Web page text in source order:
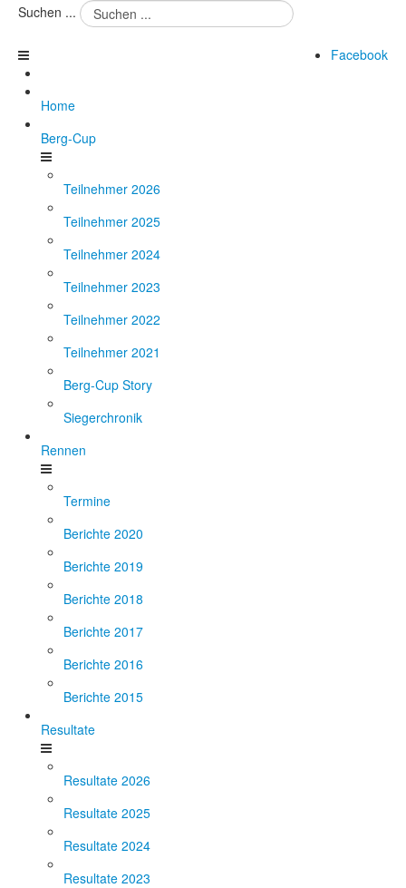
Suchen ...
Facebook
Home
Berg-Cup
Teilnehmer 2026
Teilnehmer 2025
Teilnehmer 2024
Teilnehmer 2023
Teilnehmer 2022
Teilnehmer 2021
Berg-Cup Story
Siegerchronik
Rennen
Termine
Berichte 2020
Berichte 2019
Berichte 2018
Berichte 2017
Berichte 2016
Berichte 2015
Resultate
Resultate 2026
Resultate 2025
Resultate 2024
Resultate 2023